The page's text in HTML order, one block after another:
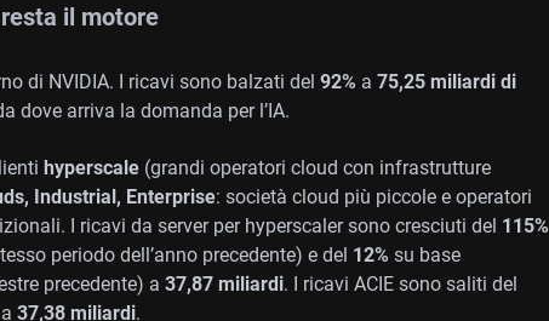
il motore
di NVIDIA. I ricavi sono balzati del 92% a 75,25 miliardi di
dove arriva la domanda per l’IA.
hyperscale (grandi operatori cloud con infrastrutture
Industrial, Enterprise: società cloud più piccole e operatori
I ricavi da server per hyperscaler sono cresciuti del 115%
periodo dell’anno precedente) e del 12% su base
precedente) a 37,87 miliardi. I ricavi ACIE sono saliti del
37,38 miliardi.